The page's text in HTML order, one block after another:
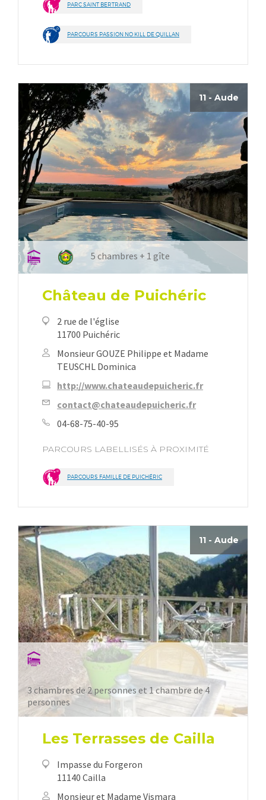
PARC SAINT BERTRAND
PARCOURS PASSION NO KILL DE QUILLAN
11 - Aude
5 chambres + 1 gîte
Château de Puichéric
2 rue de l'église
11700 Puichéric
Monsieur GOUZE Philippe et Madame
TEUSCHL Dominica
http://www.chateaudepuicheric.fr
contact@chateaudepuicheric.fr
04-68-75-40-95
PARCOURS LABELLISÉS À PROXIMITÉ
PARCOURS FAMILLE DE PUICHÉRIC
11 - Aude
3 chambres de 2 personnes et 1 chambre de 4
personnes
Les Terrasses de Cailla
Impasse du Forgeron
11140 Cailla
Monsieur et Madame Vismara